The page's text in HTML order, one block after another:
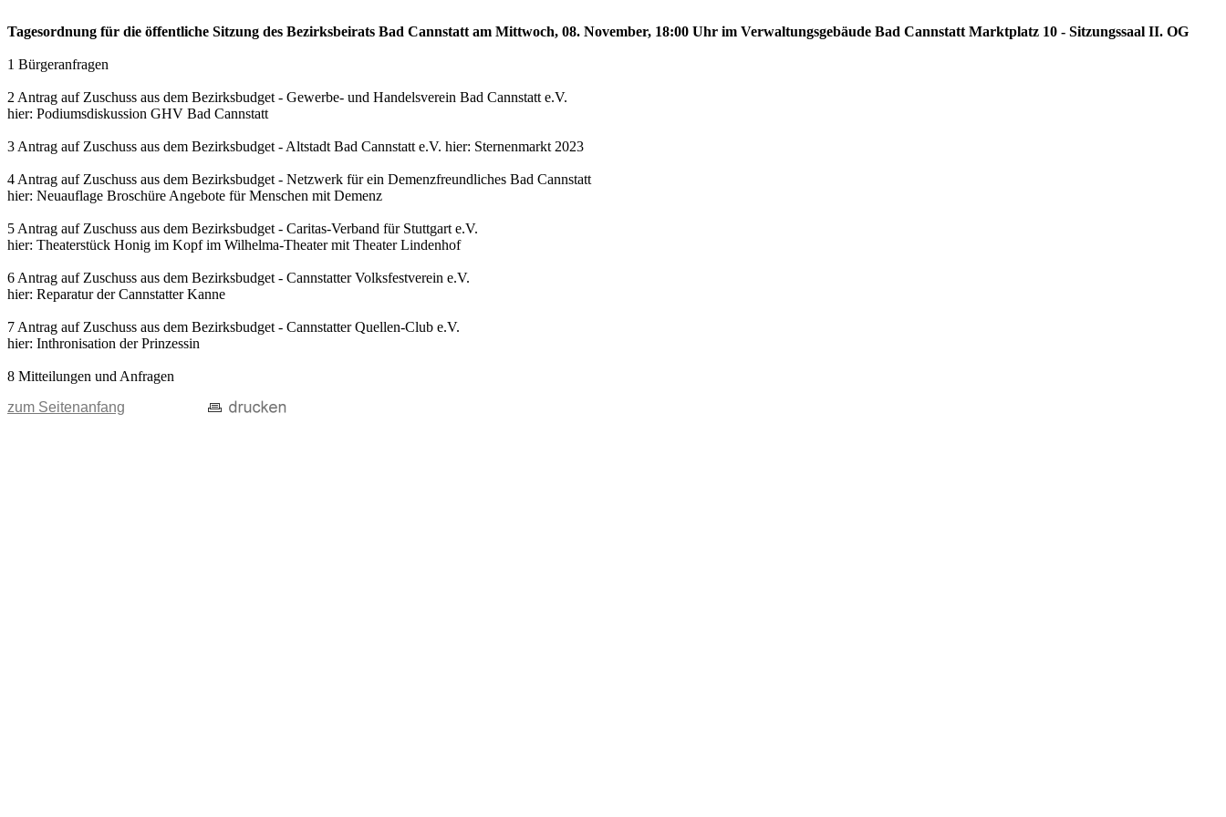
Tagesordnung für die öffentliche Sitzung des Bezirksbeirats Bad Cannstatt am Mittwoch, 08. November, 18:00 Uhr im Verwaltungsgebäude Bad Cannstatt Marktplatz 10 - Sitzungssaal II. OG
1 Bürgeranfragen
2 Antrag auf Zuschuss aus dem Bezirksbudget - Gewerbe- und Handelsverein Bad Cannstatt e.V.
hier: Podiumsdiskussion GHV Bad Cannstatt
3 Antrag auf Zuschuss aus dem Bezirksbudget - Altstadt Bad Cannstatt e.V. hier: Sternenmarkt 2023
4 Antrag auf Zuschuss aus dem Bezirksbudget - Netzwerk für ein Demenzfreundliches Bad Cannstatt
hier: Neuauflage Broschüre Angebote für Menschen mit Demenz
5 Antrag auf Zuschuss aus dem Bezirksbudget - Caritas-Verband für Stuttgart e.V.
hier: Theaterstück Honig im Kopf im Wilhelma-Theater mit Theater Lindenhof
6 Antrag auf Zuschuss aus dem Bezirksbudget - Cannstatter Volksfestverein e.V.
hier: Reparatur der Cannstatter Kanne
7 Antrag auf Zuschuss aus dem Bezirksbudget - Cannstatter Quellen-Club e.V.
hier: Inthronisation der Prinzessin
8 Mitteilungen und Anfragen
zum Seitenanfang